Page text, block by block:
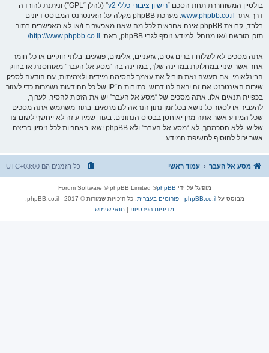
בולטיין המשוחררת תחת הסכם “רישיון ציבורי כללי v2
” (להלן “GPL”) וניתנת להורדה
דרך אתר www.phpbb.co.il
. מערכת phpBB מקלה על האינטרנט המבוסס דיונים
בלבד, קבוצת phpBB אינה אחראית לכל מה שאנו מאפשרים ו/או לא מאפשרים בתור
תוכן מורשה ו/או מנוהל. למידע נוסף לגבי phpBB, ראה:
http://www.phpbb.co.il/
.
אתה מסכים לא לשלוח דברים גסים, גזעניים, אלימים, פוגעים, בלתי חוקיים או כל חומר
אחר אשר שנוי במחלוקת במדינה שלך, במדינה בה “מסע אל העבר” מאוחסנת או בחוק
הבינלאומי. אם תעשה זאת תוביל את עצמך לחסימה מיידית ולצמיתות, עם הודעה לספק
שירות האינטרנט אם זה יראה לנו דרוש. כתובות ה־IP של כל ההודעות נשמרות כדי לעזור
בכפיית תנאים אלו. אתה מסכים של “מסע אל העבר” יש את הזכות להסיר, לערוך,
להעביר או לסגור כל נושא בכל זמן נתון הנראה לנו מתאים. בתור משתמש אתה מסכים
שכל המידע אשר אתה מזין יאוחסן בבסיס הנתונים. בעוד שמידע זה לא ייחשף לשום צד
שלישי ללא הסכמתך, לא “מסע אל העבר” ולא phpBB ישאו באחריות לכל ניסיון פריצה
אשר יכול להוסיף לחשיפת המידע.
מסע אל העבר עמוד ראשי כל הזמנים הם UTC+03:00
מופעל על ידי phpBB
® Forum Software © phpBB Limited
מבוסס עלphpBB.co.il - פורומים בעברית
. כל הזכויות שמורות © 2017 - phpBB.co.il.
מדיניות הפרטיות | תנאי שימוש